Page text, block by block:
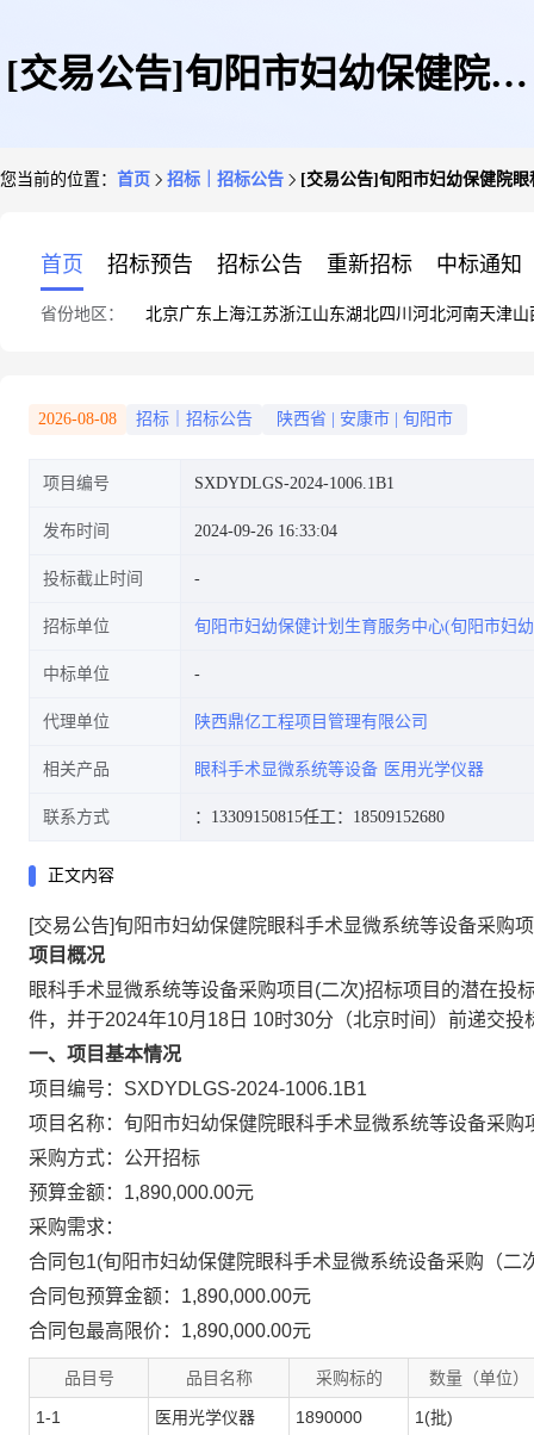
[交易公告]旬阳市妇幼保健院眼
您当前的位置： 首页 招标｜招标公告 [交易公告]旬阳市妇幼保健院
首页 招标预告 招标公告 重新招标 中标通知
省份地区： 北京广东 上海江苏浙江山东湖北四川 河北河南天津山
2026-08-08 招标｜招标公告 陕西省 安康市 旬阳市
项目编号 SXDYDLGS-2024-1006.1B1
发布时间 2024-09-26 16:33:04
投标截止时间
招标单位 旬阳市妇幼保健计划生育服务中心(旬阳市妇
中标单位
代理单位 陕西鼎亿工程项目管理有限公司
相关产品 眼科手术显微系统等设备 医用光学仪器
联系方式 ：13309150815任工：18509152680
正文内容
[交易公告]旬阳市妇幼保健院眼科手术显微系统等设备采购
项目概况
眼科手术显微系统等设备采购项目(二次)招标项目的潜在投
件，并于2024年10月18日 10时30分 （北京时间）前递交投
一、项目基本情况
项目编号：SXDYDLGS-2024-1006.1B1
项目名称：旬阳市妇幼保健院眼科手术显微系统等设备采购
采购方式：公开招标
预算金额：1,890,000.00元
采购需求：
合同包1(旬阳市妇幼保健院眼科手术显微系统设备采购（二
合同包预算金额： 1,890,000.00元
合同包最高限价： 1,890,000.00元
品目号 品目名称 采购标的 数量（单位）
1-1 医用光学仪器 1890000 1(批)